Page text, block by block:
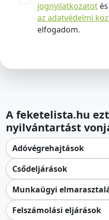
jognyilatkozatot
az adatvédelmi
elfogadom.
A feketelista.hu
nyilvántartást
Adóvégrehajtások
Csődeljárások
Munkaügyi
Felszámolási eljárások